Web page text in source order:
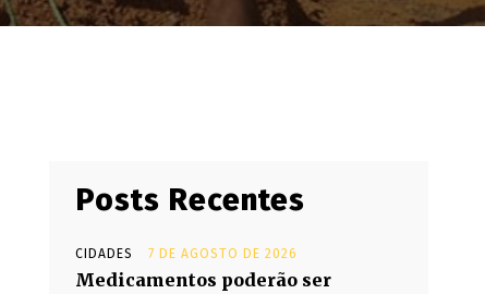
Posts Recentes
CIDADES 7 DE AGOSTO DE 2026
Medicamentos poderão ser